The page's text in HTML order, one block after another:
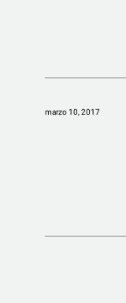
marzo 10, 2017